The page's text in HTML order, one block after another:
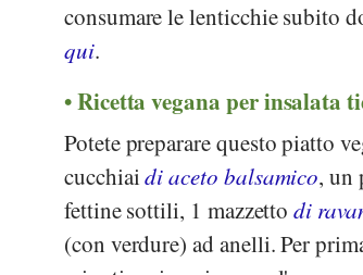
consumare le lenticchie subito
qui.
Ricetta vegana per insalata
Potete preparare questo piatto
cucchiaidi aceto balsamico, un
fettine sottili, 1 mazzettodi
(con verdure) ad anelli. Per